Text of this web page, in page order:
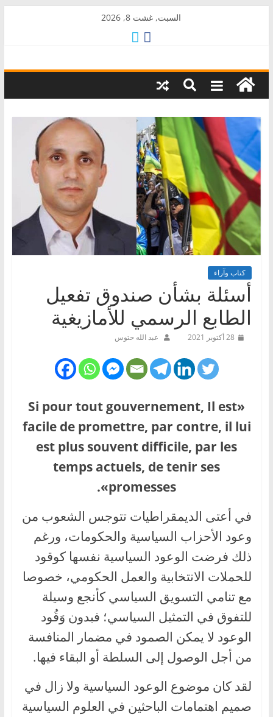
السبت, غشت 8, 2026
AkalPress
منبر
المغرب
كتاب وآراء
أسئلة بشأن صندوق تفعيل
الطابع الرسمي للأمازيغية
28 أكتوبر 2021 عبد الله حتوس
«Si pour tout gouvernement, Il est
facile de promettre, par contre, il lui
est plus souvent difficile, par les
temps actuels, de tenir ses
promesses».
في أعتى الديمقراطيات تتوجس الشعوب من
وعود الأحزاب السياسية والحكومات، ورغم
ذلك فرضت الوعود السياسية نفسها كوقود
للحملات الانتخابية والعمل الحكومي، خصوصا
مع تنامي التسويق السياسي كأنجع وسيلة
للتفوق في التمثيل السياسي؛ فبدون وَقُود
الوعود لا يمكن الصمود في مضمار المنافسة
من أجل الوصول إلى السلطة أو البقاء فيها.
لقد كان موضوع الوعود السياسية ولا زال في
صميم اهتمامات الباحثين في العلوم السياسية